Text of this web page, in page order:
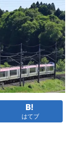
はてブ